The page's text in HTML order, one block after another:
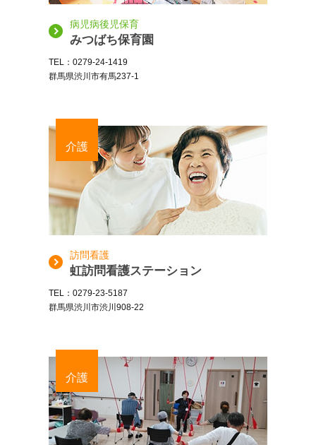
病児病後児保育
みつばち保育園
TEL：0279-24-1419
群馬県渋川市有馬237-1
介護
訪問看護
虹訪問看護ステーション
TEL：0279-23-5187
群馬県渋川市渋川908-22
介護